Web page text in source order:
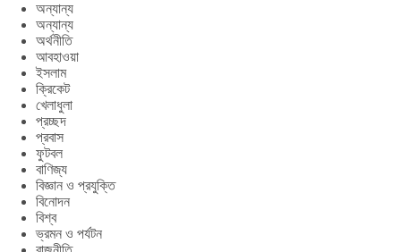
অন্যান্য
অন্যান্য
অর্থনীতি
আবহাওয়া
ইসলাম
ক্রিকেট
খেলাধুলা
প্রচ্ছদ
প্রবাস
ফুটবল
বাণিজ্য
বিজ্ঞান ও প্রযুক্তি
বিনোদন
বিশ্ব
ভ্রমন ও পর্যটন